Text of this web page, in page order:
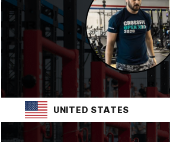
UNITED STATES